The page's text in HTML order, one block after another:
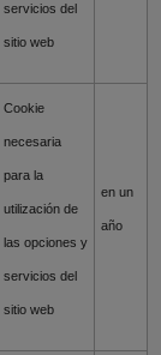
servicios del
sitio web
Cookie
necesaria
para la
utilización de
las opciones y
servicios del
sitio web
en un
año